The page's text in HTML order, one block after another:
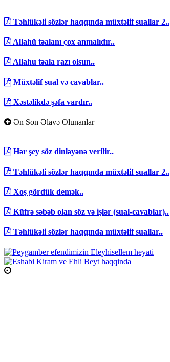
Təhlükəli sözlər haqqında müxtəlif suallar 2..
Allahü təalanı çox anmalıdır..
Allahu təala razı olsun..
Müxtəlif sual və cavablar..
Xəstəlikdə şəfa vardır..
Ən Son Əlavə Olunanlar
Hər şey söz dinləyənə verilir..
Təhlükəli sözlər haqqında müxtəlif suallar 2..
Xoş gördük demək..
Küfrə səbəb olan söz və işlər (sual-cavablar)..
Təhlükəli sözlər haqqında müxtəlif suallar..